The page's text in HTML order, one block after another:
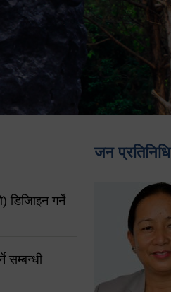
डिजिाइन गर्ने
सम्बन्धी
जन प्रतिनिधि